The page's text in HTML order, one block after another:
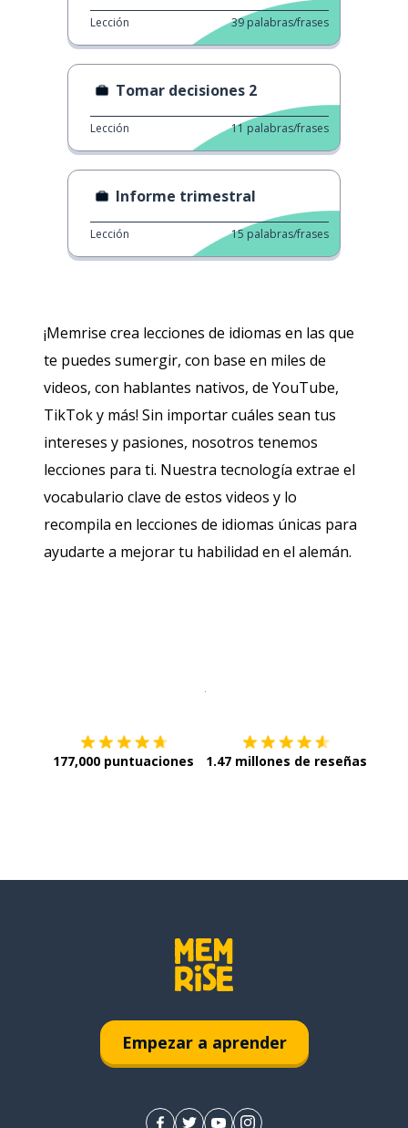
¡Memrise crea lecciones de idiomas en las que
te puedes sumergir, con base en miles de
videos, con hablantes nativos, de YouTube,
TikTok y más! Sin importar cuáles sean tus
intereses y pasiones, nosotros tenemos
lecciones para ti. Nuestra tecnología extrae el
vocabulario clave de estos videos y lo
recompila en lecciones de idiomas únicas para
ayudarte a mejorar tu habilidad en el alemán.
Lección 39 palabras/frases
Tomar decisiones 2
Lección 11 palabras/frases
Informe trimestral
Lección 15 palabras/frases
177,000 puntuaciones 1.47 millones de reseñas
Empezar a aprender